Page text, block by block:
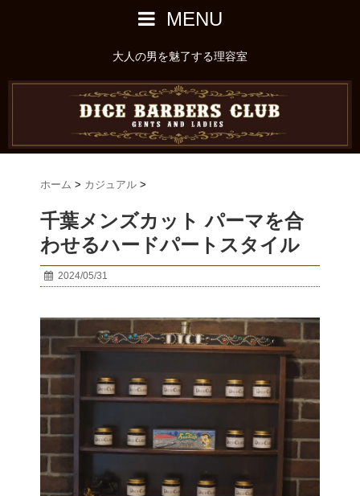
MENU
大人の男を魅了する理容室
ホーム > カジュアル >
千葉メンズカット パーマを合
わせるハードパートスタイル
2024/05/31